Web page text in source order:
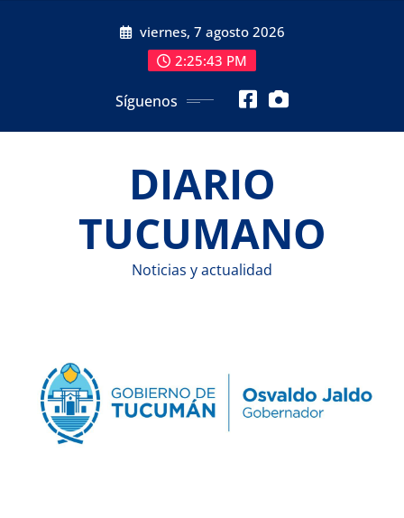
viernes, 7 agosto 2026
2:25:44 PM
Síguenos
DIARIO
TUCUMANO
Noticias y actualidad